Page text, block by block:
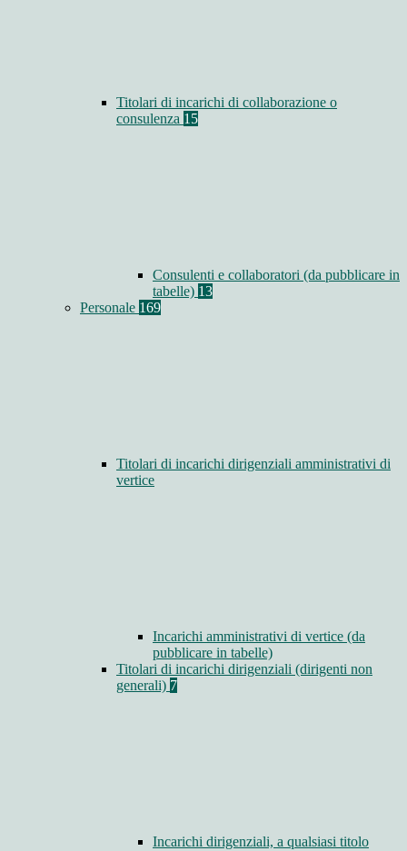
Titolari di incarichi di collaborazione o
consulenza 15
Consulenti e collaboratori (da pubblicare in
tabelle) 13
Personale 169
Titolari di incarichi dirigenziali amministrativi di
vertice
Incarichi amministrativi di vertice (da
pubblicare in tabelle)
Titolari di incarichi dirigenziali (dirigenti non
generali) 7
Incarichi dirigenziali, a qualsiasi titolo